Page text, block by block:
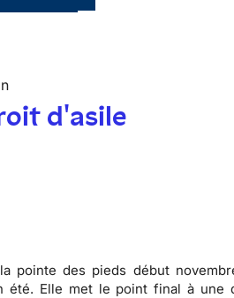
d'asile
pointe des pieds début
été. Elle met le point final à une